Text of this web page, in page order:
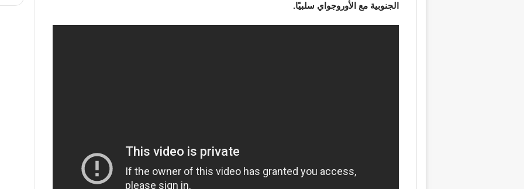
الجنوبية مع الأوروجواي سلبيًا.